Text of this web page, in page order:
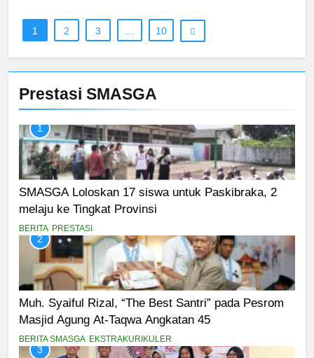
Prestasi SMASGA
1
SMASGA Loloskan 17 siswa untuk Paskibraka, 2
melaju ke Tingkat Provinsi
BERITA PRESTASI
2
Muh. Syaiful Rizal, “The Best Santri” pada Pesrom
Masjid Agung At-Taqwa Angkatan 45
BERITA SMASGA EKSTRAKURIKULER
3
1 2 3 10